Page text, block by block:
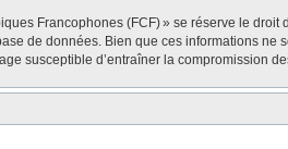
Francophones (FCF) » se réserve le
de données. Bien que ces informations
susceptible d’entraîner la compromission